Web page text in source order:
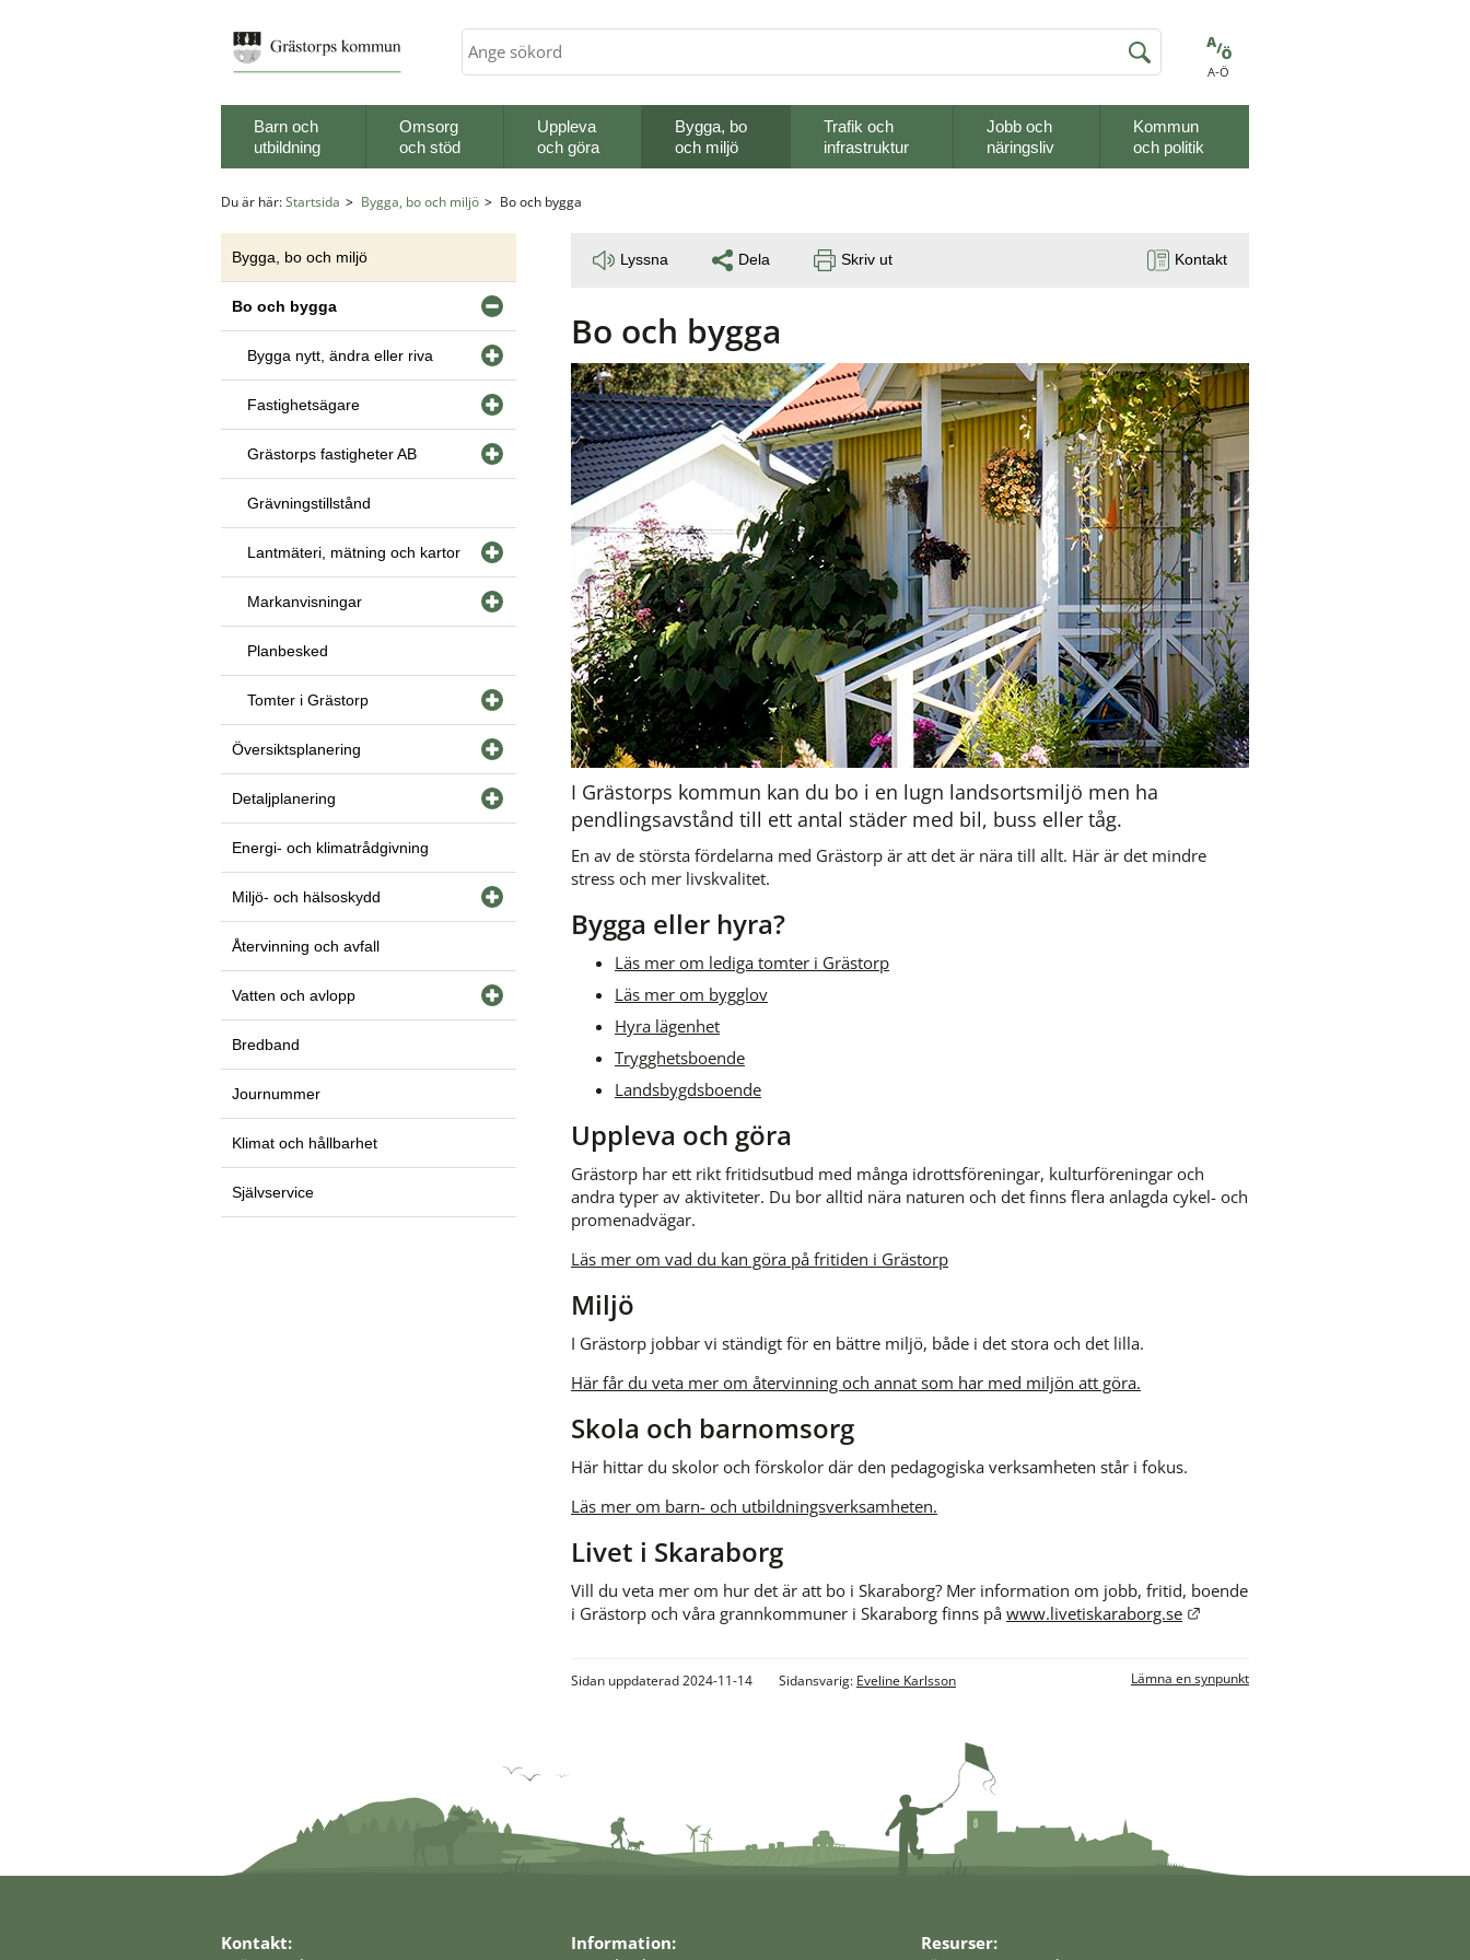
Sök
A-Ö
Barn och
utbildning
Omsorg
och stöd
Uppleva
och göra
Bygga, bo
och miljö
Trafik och
infrastruktur
Jobb och
näringsliv
Kommun
och politik
Du är här:Startsida Bygga, bo och miljö Bo och bygga
Bygga, bo och miljö
Bo och bygga
Bygga nytt, ändra eller riva
Fastighetsägare
Grästorps fastigheter AB
Grävningstillstånd
Lantmäteri, mätning och kartor
Markanvisningar
Planbesked
Tomter i Grästorp
Översiktsplanering
Detaljplanering
Energi- och klimatrådgivning
Miljö- och hälsoskydd
Återvinning och avfall
Vatten och avlopp
Bredband
Journummer
Klimat och hållbarhet
Självservice
Lyssna Dela Skriv ut Kontakt
Bo och bygga
I Grästorps kommun kan du bo i en lugn landsortsmiljö men ha
pendlingsavstånd till ett antal städer med bil, buss eller tåg.
En av de största fördelarna med Grästorp är att det är nära till allt. Här är det mindre
stress och mer livskvalitet.
Bygga eller hyra?
Läs mer om lediga tomter i Grästorp
Läs mer om bygglov
Hyra lägenhet
Trygghetsboende
Landsbygdsboende
Uppleva och göra
Grästorp har ett rikt fritidsutbud med många idrottsföreningar, kulturföreningar och
andra typer av aktiviteter. Du bor alltid nära naturen och det finns flera anlagda cykel- och
promenadvägar.
Läs mer om vad du kan göra på fritiden i Grästorp
Miljö
I Grästorp jobbar vi ständigt för en bättre miljö, både i det stora och det lilla.
Här får du veta mer om återvinning och annat som har med miljön att göra.
Skola och barnomsorg
Här hittar du skolor och förskolor där den pedagogiska verksamheten står i fokus.
Läs mer om barn- och utbildningsverksamheten.
Livet i Skaraborg
Vill du veta mer om hur det är att bo i Skaraborg? Mer information om jobb, fritid, boende
i Grästorp och våra grannkommuner i Skaraborg finns på www.livetiskaraborg.se Länk till annan webbplats.
Sidan uppdaterad 2024-11-14 Sidansvarig: Eveline Karlsson Lämna en synpunkt
Kontakt:
Information:
Resurser: